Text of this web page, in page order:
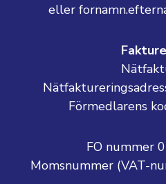
eller
Förmedlarens
FO nummer
Momsnummer (VAT-